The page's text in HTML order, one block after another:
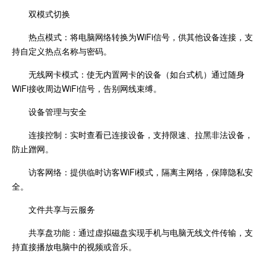
双模式切换
热点模式：将电脑网络转换为WiFi信号，供其他设备连接，支
持自定义热点名称与密码。
无线网卡模式：使无内置网卡的设备（如台式机）通过随身
WiFi接收周边WiFi信号，告别网线束缚。
设备管理与安全
连接控制：实时查看已连接设备，支持限速、拉黑非法设备，
防止蹭网。
访客网络：提供临时访客WiFi模式，隔离主网络，保障隐私安
全。
文件共享与云服务
共享盘功能：通过虚拟磁盘实现手机与电脑无线文件传输，支
持直接播放电脑中的视频或音乐。